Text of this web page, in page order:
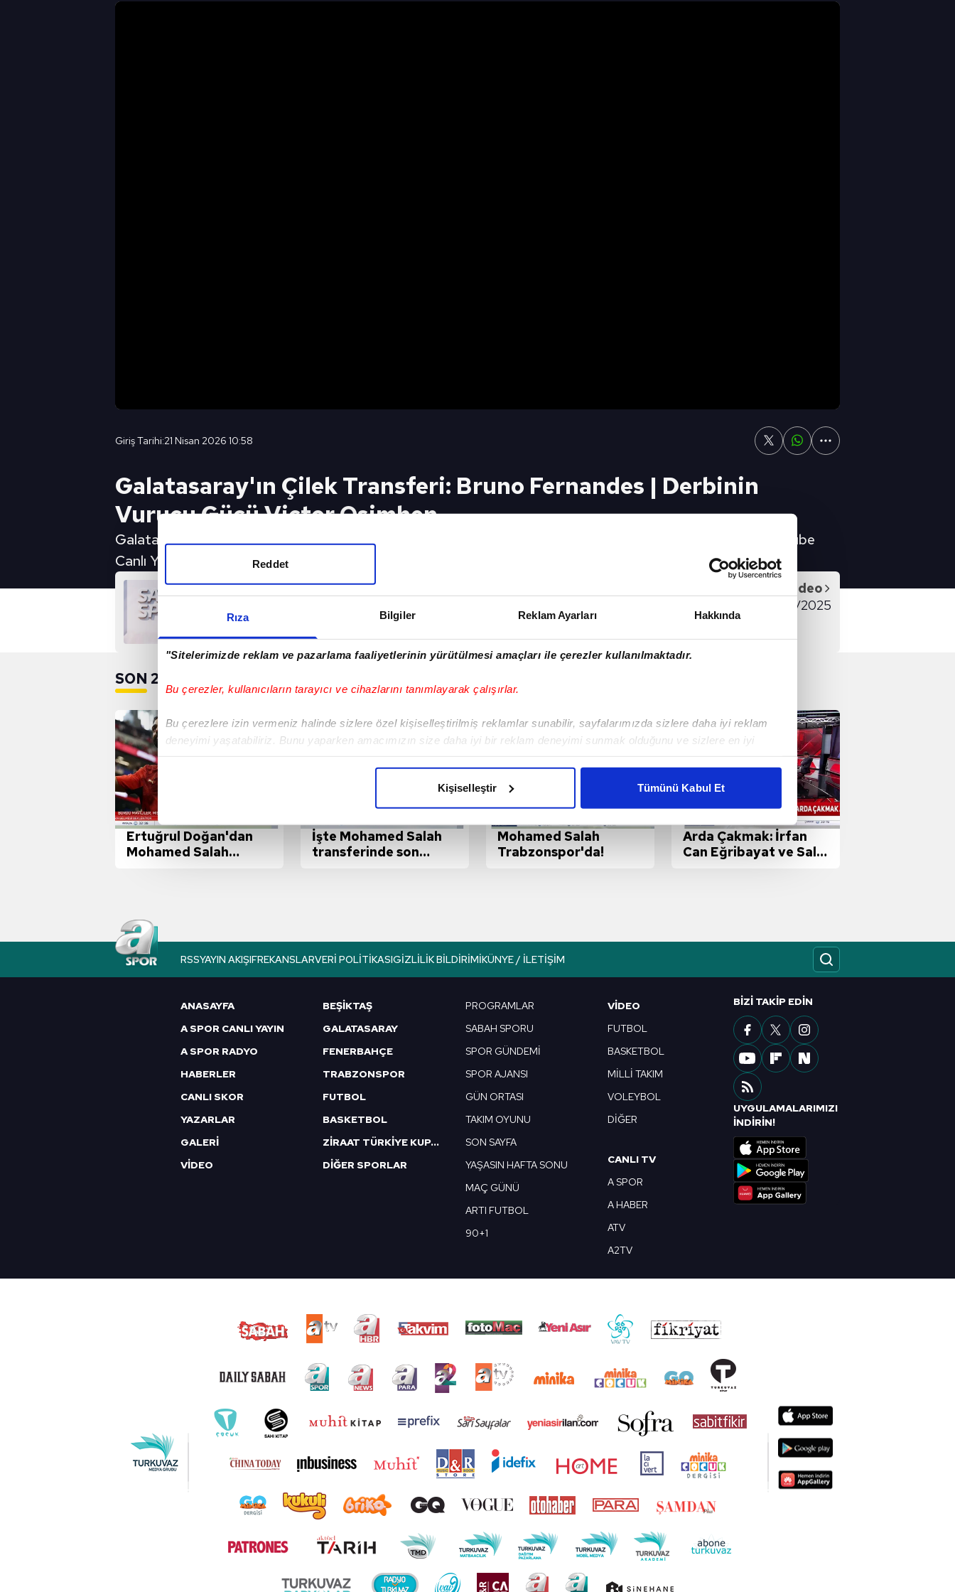
Rıza Bilgiler Reklam Ayarları Hakkında
"Sitelerimizde reklam ve pazarlama faaliyetlerinin yürütülmesi amaçları ile çerezler kullanılmaktadır.
Bu çerezler, kullanıcıların tarayıcı ve cihazlarını tanımlayarak çalışırlar.
Bu çerezlere izin vermeniz halinde sizlere özel kişiselleştirilmiş reklamlar sunabilir, sayfalarımızda sizlere daha iyi reklam
deneyimi yaşatabiliriz. Bunu yaparken amacımızın size daha iyi bir reklam deneyimi sunmak olduğunu ve sizlere en iyi
Her halükârda, kullanıcılar, bu çerezlere izin vermedikleri takdirde, kullanıcılara hedefli reklamlar gösterilmeyecektir."
Sizlere daha iyi bir hizmet sunabilmek için İnternet Sitemizde kendimize ve üçüncü kişilere ait çerezler kullanılmaktadır. Bu
çerezler vasıtasıyla çeşitli kişisel verileriniz işlenmekte olup gerekli olan çerezler bilgi toplumu hizmetlerinin sunulması
butonuna tıklayabilir,Çerez Bilgilendirme Metnimiziziyaret edebilirsiniz.
6698 sayılı Kişisel Verilerin Korunması Kanunu uyarınca hazırlanmış Aydınlatma Metnimizi okumak ve sitemizde ilgili
Reddet
Kişiselleştir Tümünü Kabul Et
Giriş Tarihi:21 Nisan 2026 10:58
Galatasaray'ın Çilek Transferi: Bruno Fernandes | Derbinin
Vurucu Gücü Victor Osimhen
Galatasaray'ın Çilek Transferi: Bruno Fernandes | Derbinin Vurucu Gücü Victor Osimhen 👉 A SPOR YouTube
Canlı Yayın İçin Tıkla
Sonraki Video
SABAH SPORU FULL BÖLÜM - 18/02/2025
SON 24 SAAT
Ertuğrul Doğan'dan
Mohamed Salah
İşte Mohamed Salah
transferinde son
Mohamed Salah
Trabzonspor'da!
Arda Çakmak: İrfan
Can Eğribayat ve Salih
RSSYAYIN AKIŞIFREKANSLARVERI POLITIKASIGIZLILIK BILDIRIMIKÜNYE / İLETIŞIM
ANASAYFA
A SPOR CANLI YAYIN
A SPOR RADYO
HABERLER
CANLI SKOR
YAZARLAR
GALERİ
VİDEO
BEŞİKTAŞ
GALATASARAY
FENERBAHÇE
TRABZONSPOR
FUTBOL
BASKETBOL
ZİRAAT TÜRKİYE KUPASI
DİĞER SPORLAR
PROGRAMLAR
SABAH SPORU
SPOR GÜNDEMİ
SPOR AJANSI
GÜN ORTASI
TAKIM OYUNU
SON SAYFA
YAŞASIN HAFTA SONU
MAÇ GÜNÜ
ARTI FUTBOL
90+1
VIDEO
FUTBOL
BASKETBOL
MİLLİ TAKIM
VOLEYBOL
DİĞER
CANLI TV
A SPOR
A HABER
ATV
A2TV
BIZI TAKIP EDIN
UYGULAMALARIMIZI
İNDİRİN!